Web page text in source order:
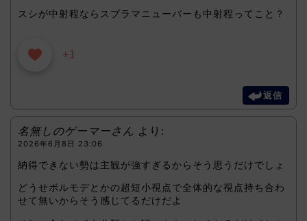
スシが中射程ならスプラマニューバーも中射程ってこと？
+1
返信
名無しのゲーマーさん より:
2026年6月8日 23:06
納得できない勢は主観が強すぎるからそう思うだけでしょ
どうせボルモデとかの超短小視点で全体的な視点持ち合わ
せて無いからそう感じてるだけだよ